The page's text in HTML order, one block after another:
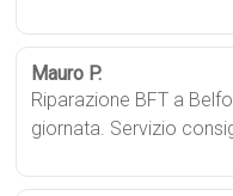
Mauro P.
Riparazione BFT a
giornata. Servizio